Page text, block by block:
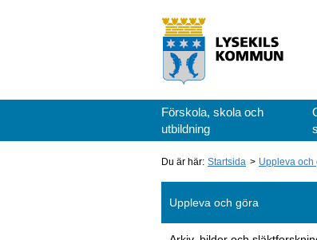
Förskola, skola och
utbildning
Du är här: Startsida Uppleva och
Uppleva och göra